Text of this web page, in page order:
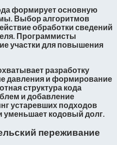
формирует основную
Выбор алгоритмов
обработки сведений
Программисты
участки для повышения
разработку
давления и формирование
структура кода
и добавление
устаревших подходов
уменьшает кодовый долг.
переживание